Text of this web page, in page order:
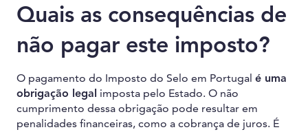
Quais as consequências de
não pagar este imposto?
O pagamento do Imposto do Selo em Portugal é uma
obrigação legal imposta pelo Estado. O não
cumprimento dessa obrigação pode resultar em
penalidades financeiras, como a cobrança de juros. É